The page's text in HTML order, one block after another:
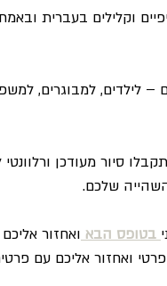
וקלילים בעברית
– לילדים, למבוגרים,
סיור מעודכן ורלוונטי
שלכם.
בטופס הבא ואחזור
ואחזור אליכם עם